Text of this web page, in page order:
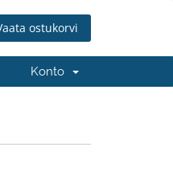
ostukorvi
Konto